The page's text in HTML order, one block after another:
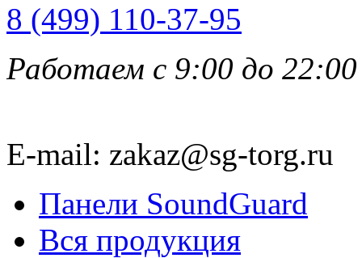
8 (499) 110-37-95
Работаем с 9:00 до 22:00
E-mail: zakaz@sg-torg.ru
Панели SoundGuard
Вся продукция